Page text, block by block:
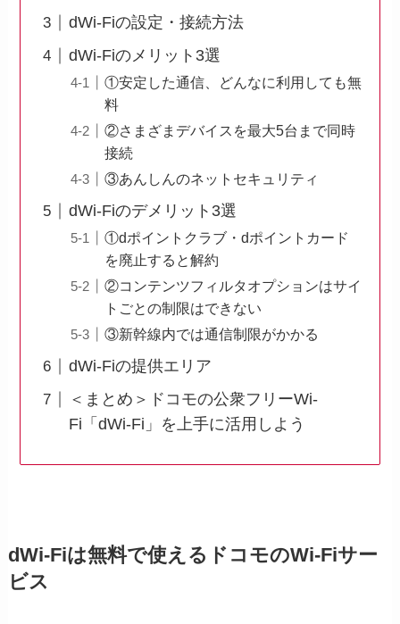
dWi-Fiの設定・接続方法
dWi-Fiのメリット3選
①安定した通信、どんなに利用しても無
料
②さまざまデバイスを最大5台まで同時
接続
③あんしんのネットセキュリティ
dWi-Fiのデメリット3選
①dポイントクラブ・dポイントカード
を廃止すると解約
②コンテンツフィルタオプションはサイ
トごとの制限はできない
③新幹線内では通信制限がかかる
dWi-Fiの提供エリア
＜まとめ＞ドコモの公衆フリーWi-
Fi「dWi-Fi」を上手に活用しよう
dWi-Fiは無料で使えるドコモのWi-Fiサー
ビス